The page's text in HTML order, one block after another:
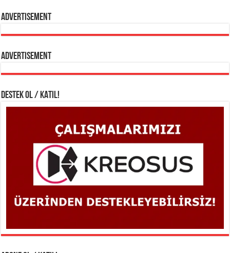
Advertisement
Advertisement
DESTEK OL / KATIL!